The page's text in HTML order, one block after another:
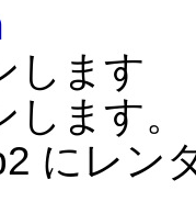
します
します
にレン